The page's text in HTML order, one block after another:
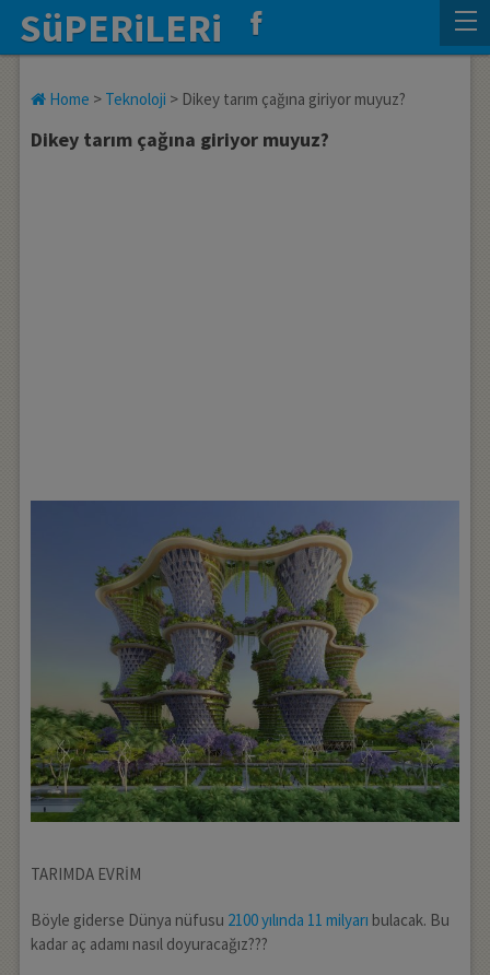
SüPERiLERi
Home > Teknoloji > Dikey tarım çağına giriyor muyuz?
Dikey tarım çağına giriyor muyuz?
TARIMDA EVRİM
Böyle giderse Dünya nüfusu 2100 yılında 11 milyarı bulacak. Bu
kadar aç adamı nasıl doyuracağız???